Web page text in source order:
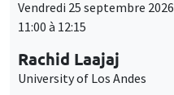
Vendredi 25 septembre 2026
11:00 à 12:15
Rachid Laajaj
University of Los Andes